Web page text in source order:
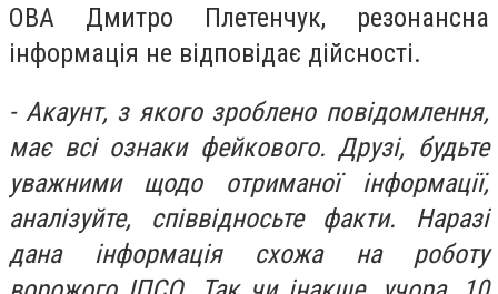
ОВА Дмитро Плетенчук, резонансна
інформація не відповідає дійсності.
- Акаунт, з якого зроблено повідомлення,
має всі ознаки фейкового. Друзі, будьте
уважними щодо отриманої інформації,
аналізуйте, співвідносьте факти. Наразі
дана інформація схожа на роботу